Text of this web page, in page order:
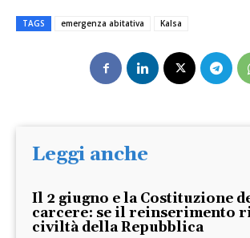
TAGS emergenza abitativa Kalsa
Leggi anche
Il 2 giugno e la Costituzione
carcere: se il reinserimento
civiltà della Repubblica